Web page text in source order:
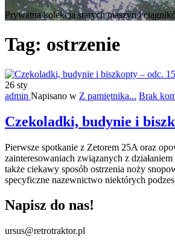
Prywatna kolekcja starych maszyn i
Tag: ostrzenie
26 sty
admin Napisano w Z pamiętnika... Brak
Czekoladki, budynie i
Pierwsze spotkanie z Zetorem 25A oraz
zainteresowaniach związanych z
także ciekawy sposób ostrzenia noży
specyficzne nazewnictwo niektórych
Napisz do nas!
ursus@retrotraktor.pl